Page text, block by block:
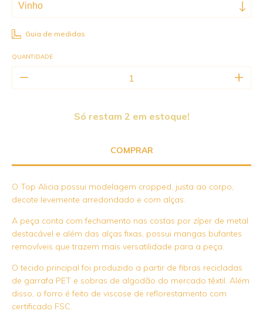
Guia de medidas
QUANTIDADE
Só restam 2 em estoque!
O Top Alicia possui modelagem cropped, justa ao corpo,
decote levemente arredondado e com alças.
A peça conta com fechamento nas costas por zíper de metal
destacável e além das alças fixas, possui mangas bufantes
removíveis que trazem mais versatilidade para a peça.
O tecido principal foi produzido a partir de fibras recicladas
de garrafa PET e sobras de algodão do mercado têxtil. Além
disso, o forro é feito de viscose de reflorestamento com
certificado FSC.